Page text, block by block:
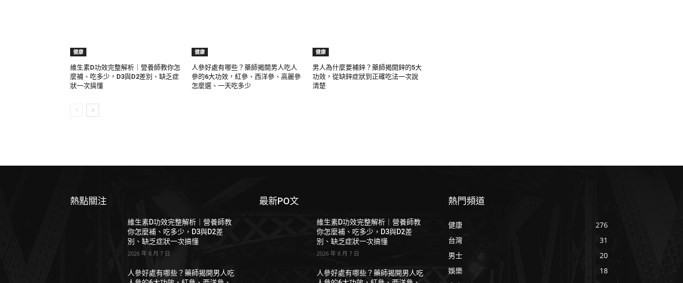
健康
維生素D功效完整解析｜營養師教你怎
麼補、吃多少，D3與D2差別、缺乏症
狀一次搞懂
健康
人參好處有哪些？藥師揭開男人吃人
參的6大功效，紅參、西洋參、高麗參
怎麼選、一天吃多少
健康
男人為什麼要補鋅？藥師揭開鋅的5大
功效，從缺鋅症狀到正確吃法一次說
清楚
熱點關注
維生素D功效完整解析｜營養師教
你怎麼補、吃多少，D3與D2差
別、缺乏症狀一次搞懂
2026 年 8 月 7 日
人參好處有哪些？藥師揭開男人吃
最新PO文
維生素D功效完整解析｜營養師教
你怎麼補、吃多少，D3與D2差
別、缺乏症狀一次搞懂
2026 年 8 月 7 日
人參好處有哪些？藥師揭開男人吃
熱門頻道
健康
276
台灣
31
男士
20
娛樂
18